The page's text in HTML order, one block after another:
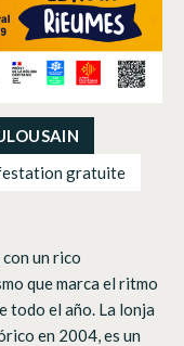
gratuite
un rico
que marca el ritmo
todo el año. La lonja
en 2004, es un